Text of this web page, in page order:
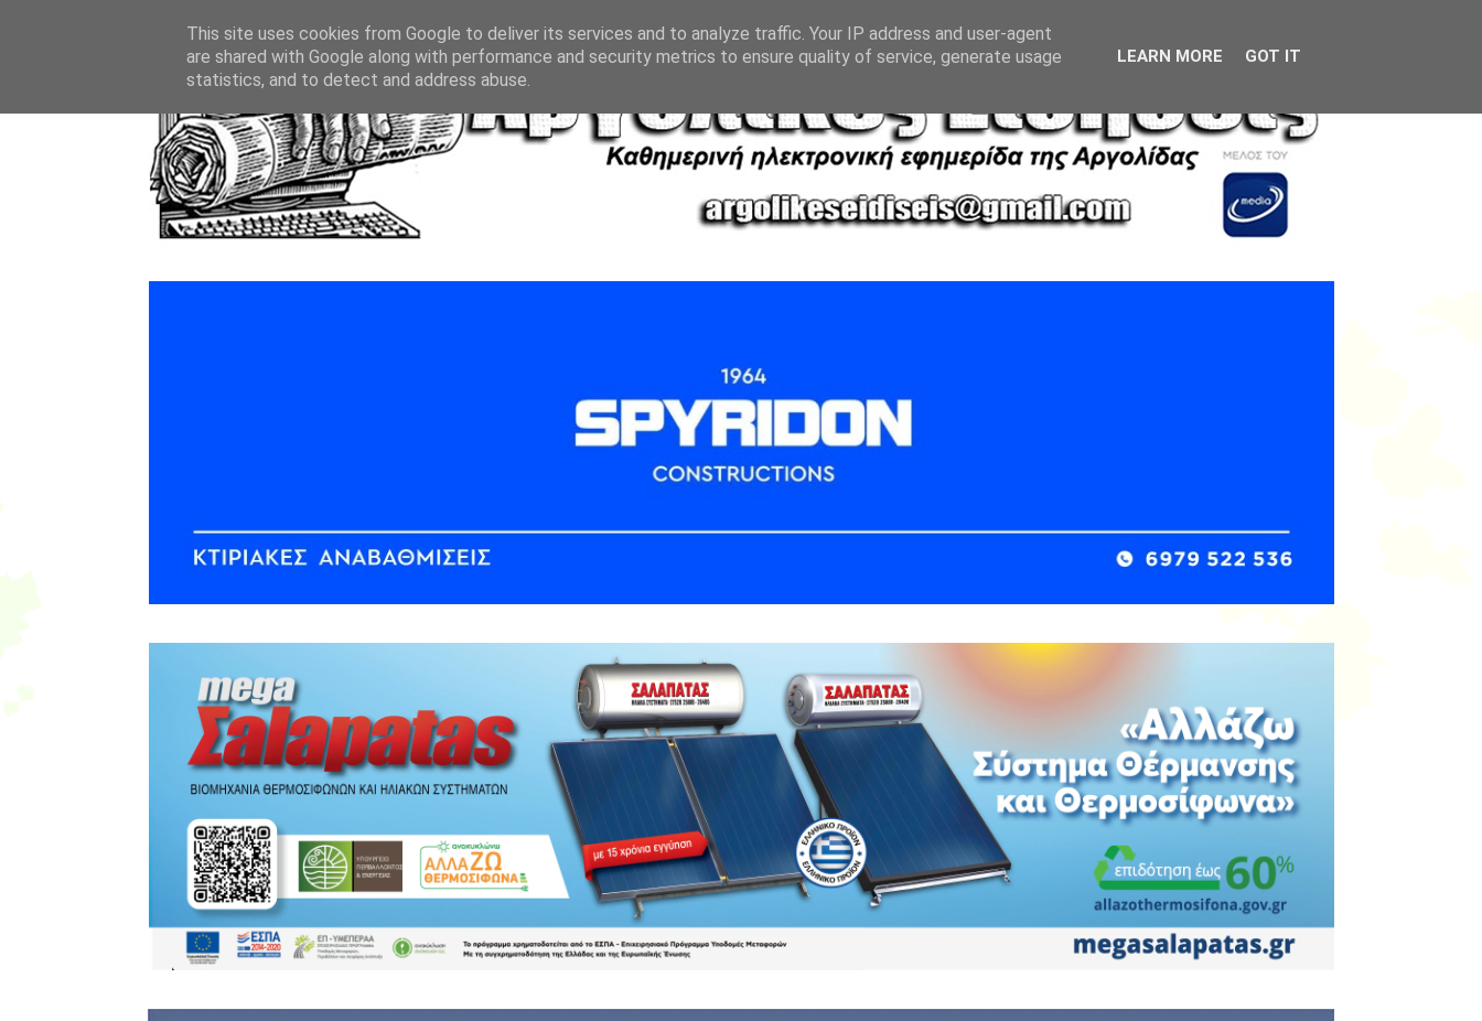
This site uses cookies from Google to deliver its services and to analyze traffic. Your IP address and user-agent
are shared with Google along with performance and security metrics to ensure quality of service, generate usage
statistics, and to detect and address abuse.
LEARN MORE GOT IT